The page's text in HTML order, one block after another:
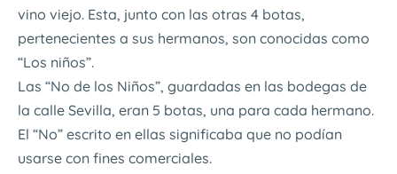
vino viejo. Esta, junto con las otras 4 botas,
pertenecientes a sus hermanos, son conocidas como
“Los niños”.
Las “No de los Niños”, guardadas en las bodegas de
la calle Sevilla, eran 5 botas, una para cada hermano.
El “No” escrito en ellas significaba que no podían
usarse con fines comerciales.